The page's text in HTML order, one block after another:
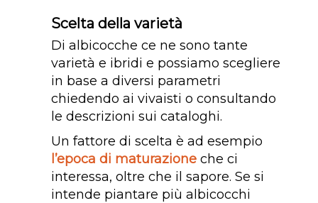
Scelta della varietà
Di albicocche ce ne sono tante
varietà e ibridi e possiamo scegliere
in base a diversi parametri
chiedendo ai vivaisti o consultando
le descrizioni sui cataloghi.
Un fattore di scelta è ad esempio
l’epoca di maturazioneche ci
interessa, oltre che il sapore. Se si
intende piantare più albicocchi